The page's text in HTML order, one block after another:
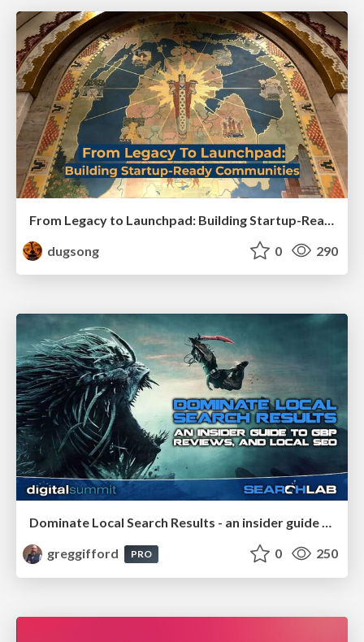
dugsong
0 290
Dominate Local Search Results - an insider guide to GBP, reviews, and Local SEO
greggifford
PRO 0 250